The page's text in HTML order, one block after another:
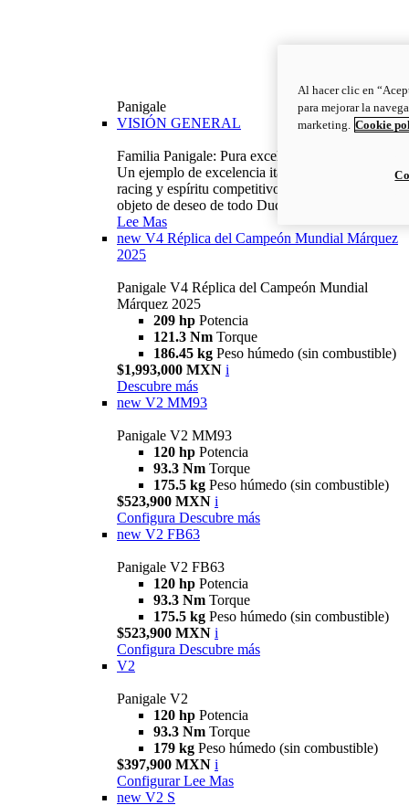
Panigale
VISIÓN GENERAL
Familia Panigale: Pura excelencia italiana.
Un ejemplo de excelencia italiana, con ADN
racing y espíritu competitivo: la Panigale es el
objeto de deseo de todo Ducatista.
Lee Mas
new V4 Réplica del Campeón Mundial Márquez
2025
Panigale V4 Réplica del Campeón Mundial
Márquez 2025
209 hp Potencia
121.3 Nm Torque
186.45 kg Peso húmedo (sin combustible)
$1,993,000 MXN i
Descubre más
new V2 MM93
Panigale V2 MM93
120 hp Potencia
93.3 Nm Torque
175.5 kg Peso húmedo (sin combustible)
$523,900 MXN i
Configura Descubre más
new V2 FB63
Panigale V2 FB63
120 hp Potencia
93.3 Nm Torque
175.5 kg Peso húmedo (sin combustible)
$523,900 MXN i
Configura Descubre más
V2
Panigale V2
120 hp Potencia
93.3 Nm Torque
179 kg Peso húmedo (sin combustible)
$397,900 MXN i
Configurar Lee Mas
new V2 S
Al hacer clic en
para mejorar la
marketing. Cookie